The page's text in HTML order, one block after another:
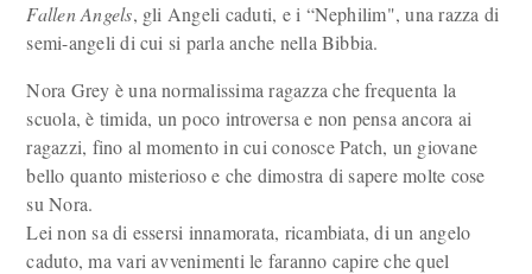
Fallen Angels, gli Angeli caduti, e i “Nephilim", una razza di
semi-angeli di cui si parla anche nella Bibbia.
Nora Grey è una normalissima ragazza che frequenta la
scuola, è timida, un poco introversa e non pensa ancora ai
ragazzi, fino al momento in cui conosce Patch, un giovane
bello quanto misterioso e che dimostra di sapere molte cose
su Nora.
Lei non sa di essersi innamorata, ricambiata, di un angelo
caduto, ma vari avvenimenti le faranno capire che quel